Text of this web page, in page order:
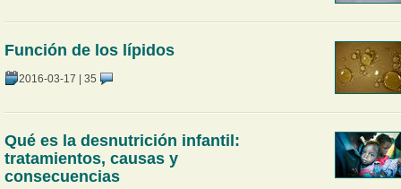
Función de los lípidos
2016-03-17 | 35
Qué es la desnutrición infantil:
tratamientos, causas y
consecuencias